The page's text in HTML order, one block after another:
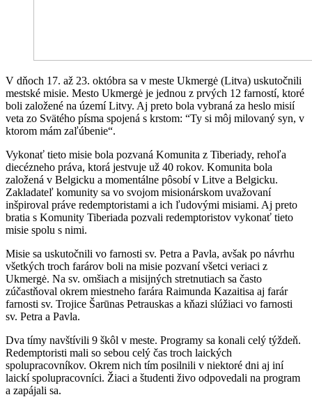
V dňoch 17. až 23. októbra sa v meste Ukmergė (Litva) uskutočnili
mestské misie. Mesto Ukmergė je jednou z prvých 12 farností, ktoré
boli založené na území Litvy. Aj preto bola vybraná za heslo misií
veta zo Svätého písma spojená s krstom: “Ty si môj milovaný syn, v
ktorom mám zaľúbenie“.
Vykonať tieto misie bola pozvaná Komunita z Tiberiady, rehoľa
diecézneho práva, ktorá jestvuje už 40 rokov. Komunita bola
založená v Belgicku a momentálne pôsobí v Litve a Belgicku.
Zakladateľ komunity sa vo svojom misionárskom uvažovaní
inšpiroval práve redemptoristami a ich ľudovými misiami. Aj preto
bratia s Komunity Tiberiada pozvali redemptoristov vykonať tieto
misie spolu s nimi.
Misie sa uskutočnili vo farnosti sv. Petra a Pavla, avšak po návrhu
všetkých troch farárov boli na misie pozvaní všetci veriaci z
Ukmergė. Na sv. omšiach a misijných stretnutiach sa často
zúčastňoval okrem miestneho farára Raimunda Kazaitisa aj farár
farnosti sv. Trojice Šarūnas Petrauskas a kňazi slúžiaci vo farnosti
sv. Petra a Pavla.
Dva tímy navštívili 9 škôl v meste. Programy sa konali celý týždeň.
Redemptoristi mali so sebou celý čas troch laických
spolupracovníkov. Okrem nich tím posilnili v niektoré dni aj iní
laickí spolupracovníci. Žiaci a študenti živo odpovedali na program
a zapájali sa.